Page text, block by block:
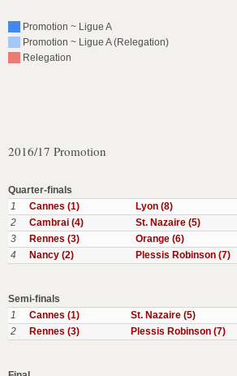
Promotion ~ Ligue A
Promotion ~ Ligue A (Relegation)
Relegation
2016/17 Promotion
Quarter-finals
1
Cannes (1) Lyon (8)
2
Cambrai (4) St. Nazaire (5)
3
Rennes (3) Orange (6)
4
Nancy (2) Plessis Robinson (7)
Semi-finals
1
Cannes (1) St. Nazaire (5)
2
Rennes (3) Plessis Robinson (7)